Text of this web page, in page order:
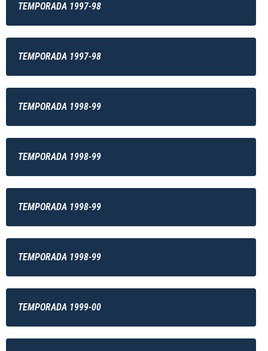
TEMPORADA 1997-98
TEMPORADA 1997-98
TEMPORADA 1998-99
TEMPORADA 1998-99
TEMPORADA 1998-99
TEMPORADA 1998-99
TEMPORADA 1999-00